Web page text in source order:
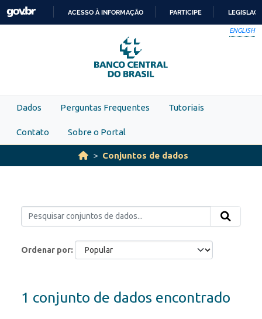
Skip to main content
PARA
O
CONTEÚDO
ACESSO À INFORMAÇÃO PARTICIPE
ENGLISH
Dados Perguntas Frequentes Tutoriais
Contato Sobre o Portal
Conjuntos de dados
Ordenar por
1 conjunto de dados encontrado